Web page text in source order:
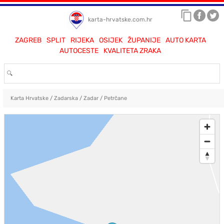
karta-hrvatske.com.hr
ZAGREB SPLIT RIJEKA OSIJEK ŽUPANIJE
AUTO KARTA
AUTOCESTE
KVALITETA ZRAKA
Karta Hrvatske/ Zadarska/ Zadar/ Petrčane